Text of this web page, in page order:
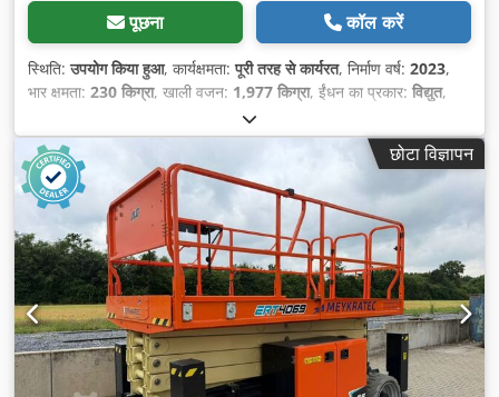
पूछना कॉल करें
स्थिति:उपयोग किया हुआ, कार्यक्षमता:पूरी तरह से कार्यरत, निर्माण वर्ष: 2023,
भार क्षमता: 230 किग्रा, खाली वजन: 1,977 किग्रा, ईंधन का प्रकार: विद्युत,
, ड्राइव प्रकार:Elektro
कार्य ऊँचाई:10,000 मिमी,
छोटा विज्ञापन